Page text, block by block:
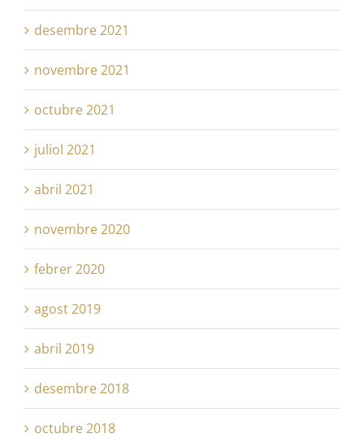
desembre 2021
novembre 2021
octubre 2021
juliol 2021
abril 2021
novembre 2020
febrer 2020
agost 2019
abril 2019
desembre 2018
octubre 2018